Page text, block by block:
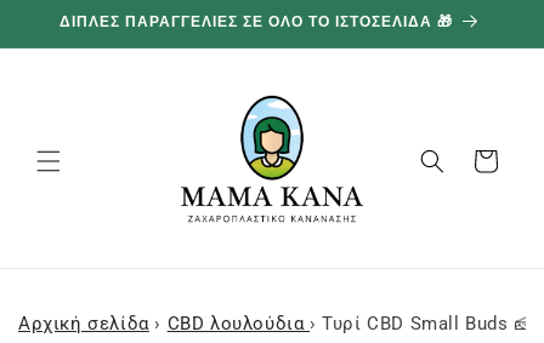
προχωρήστε
στο
ΔΙΠΛΕΣ ΠΑΡΑΓΓΕΛΙΕΣ ΣΕ ΟΛΟ ΤΟ ΙΣΤΟΣΕΛΙΔΑ 🎁
Καλάθι
Αρχική σελίδα › CBD λουλούδια › Τυρί CBD Small Buds 🧀
Μεταβείτε